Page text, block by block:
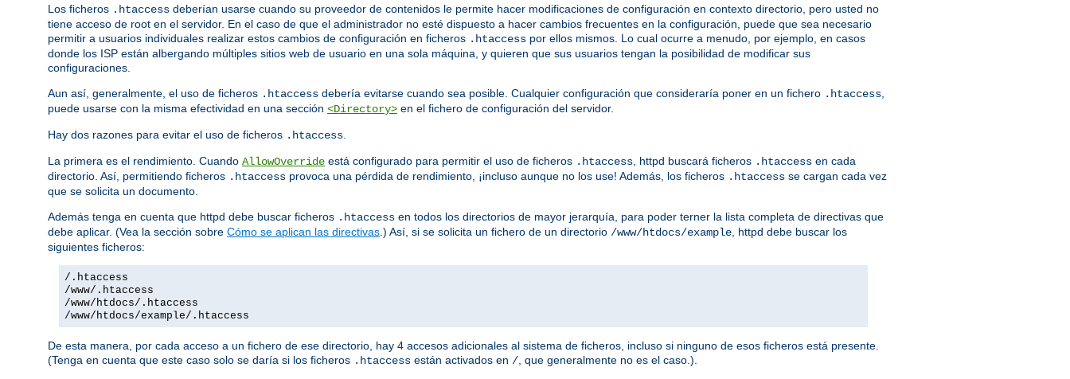
Los ficheros .htaccess deberían usarse cuando su proveedor de contenidos le permite hacer modificaciones de configuración en contexto directorio, pero usted no
tiene acceso de root en el servidor. En el caso de que el administrador no esté dispuesto a hacer cambios frecuentes en la configuración, puede que sea necesario
permitir a usuarios individuales realizar estos cambios de configuración en ficheros .htaccess por ellos mismos. Lo cual ocurre a menudo, por ejemplo, en casos
donde los ISP están albergando múltiples sitios web de usuario en una sola máquina, y quieren que sus usuarios tengan la posibilidad de modificar sus
configuraciones.
Aun así, generalmente, el uso de ficheros .htaccess debería evitarse cuando sea posible. Cualquier configuración que consideraría poner en un fichero .htaccess,
puede usarse con la misma efectividad en una sección <Directory> en el fichero de configuración del servidor.
Hay dos razones para evitar el uso de ficheros .htaccess.
La primera es el rendimiento. Cuando AllowOverride está configurado para permitir el uso de ficheros .htaccess, httpd buscará ficheros .htaccess en cada
directorio. Así, permitiendo ficheros .htaccess provoca una pérdida de rendimiento, ¡incluso aunque no los use! Además, los ficheros .htaccess se cargan cada vez
que se solicita un documento.
Además tenga en cuenta que httpd debe buscar ficheros .htaccess en todos los directorios de mayor jerarquía, para poder terner la lista completa de directivas que
debe aplicar. (Vea la sección sobre Cómo se aplican las directivas.) Así, si se solicita un fichero de un directorio /www/htdocs/example, httpd debe buscar los
siguientes ficheros:
/.htaccess
/www/.htaccess
/www/htdocs/.htaccess
/www/htdocs/example/.htaccess
De esta manera, por cada acceso a un fichero de ese directorio, hay 4 accesos adicionales al sistema de ficheros, incluso si ninguno de esos ficheros está presente.
(Tenga en cuenta que este caso solo se daría si los ficheros .htaccess están activados en /, que generalmente no es el caso.).